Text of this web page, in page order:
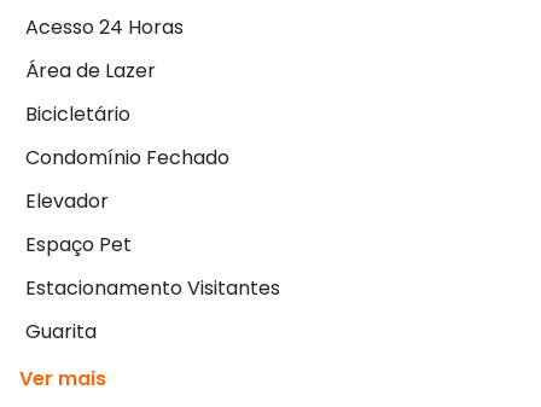
Acesso 24 Horas
Área de Lazer
Bicicletário
Condomínio Fechado
Elevador
Espaço Pet
Estacionamento Visitantes
Guarita
Ver mais